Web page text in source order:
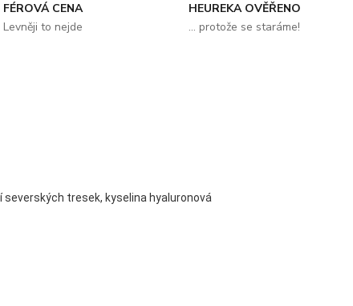
FÉROVÁ CENA
Levněji to nejde
HEUREKA OVĚŘENO
... protože se staráme!
tresek, kyselina hyaluronová